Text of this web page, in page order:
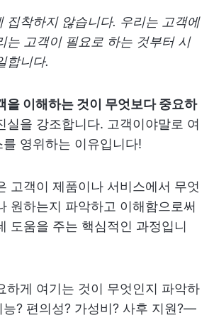
집착하지 않습니다. 우리는 고객에
는 고객이 필요로 하는 것부터 시
합니다.
을 이해하는 것이 무엇보다 중요하
실을 강조합니다. 고객이야말로 여
영위하는 이유입니다!
고객이 제품이나 서비스에서 무엇
원하는지 파악하고 이해함으로써
도움을 주는 핵심적인 과정입니
하게 여기는 것이 무엇인지 파악하
? 편의성? 가성비? 사후 지원?—